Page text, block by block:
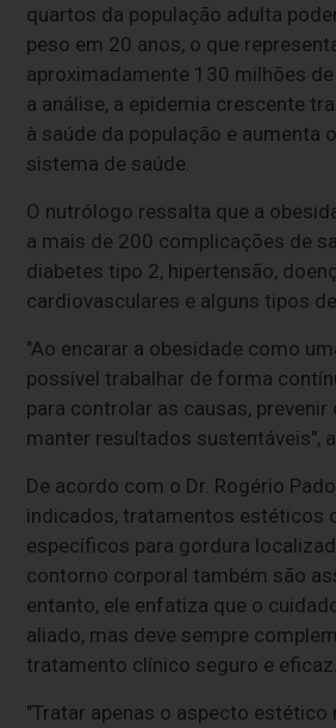
quartos da população adulta
peso em 20 anos, o que
aproximadamente 130 milhões
a análise, a epidemia crescente
à saúde da população e aumenta
sistema de saúde.
O nutrólogo ressalta que a
a mais de 200 complicações de
diabetes tipo 2, hipertensão,
cardiovasculares e alguns tipos
"Ao encarar a obesidade como
possível trabalhar de forma
para controlar as causas,
manter resultados sustentáveis",
De acordo com o Dr. Rogério
indicados, tratamentos estéticos
específicos para gordura
contorno corporal também são
entanto, ele enfatiza que o
aliado, mas deve sempre
tratamento clínico seguro e eficaz.
"Tratar apenas o aspecto estético